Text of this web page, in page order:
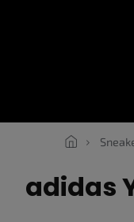
adidas